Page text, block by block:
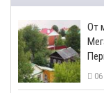
От